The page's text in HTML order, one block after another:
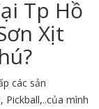
Tp Hồ
Xịt
các sản
Pickball,..của mình